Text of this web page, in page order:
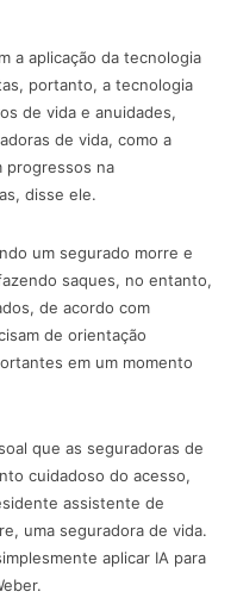
a aplicação da tecnologia
portanto, a tecnologia
de vida e anuidades,
de vida, como a
progressos na
disse ele.
um segurado morre e
saques, no entanto,
de acordo com
de orientação
em um momento
que as seguradoras de
cuidadoso do acesso,
assistente de
uma seguradora de vida.
aplicar IA para